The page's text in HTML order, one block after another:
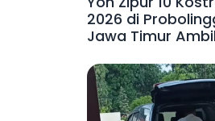
Yon Zipur 10
2026 di
Jawa Timur